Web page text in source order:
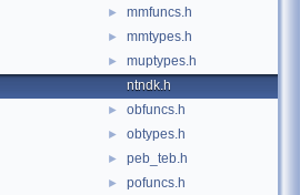
► mmfuncs.h
► mmtypes.h
►
muptypes.h
ntndk.h
► obfuncs.h
► obtypes.h
► peb_teb.h
► pofuncs.h